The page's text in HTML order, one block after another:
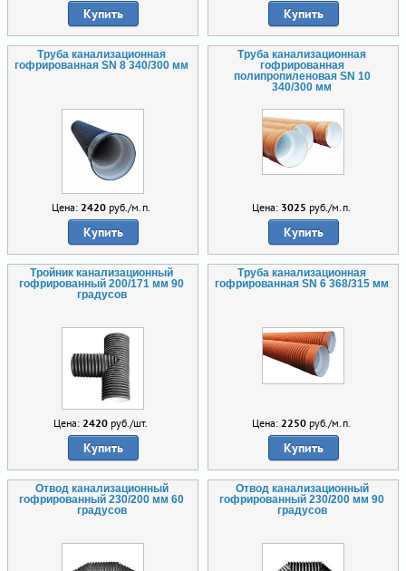
Купить Купить
Труба канализационная
гофрированная SN 8 340/300 мм
Цена: 2420руб./м.п.
Купить
Труба канализационная
гофрированная
полипропиленовая SN 10
340/300 мм
Цена: 3025 руб./м.п.
Купить
Тройник канализационный
гофрированный 200/171 мм 90
градусов
Цена: 2420 руб./шт.
Купить
Труба канализационная
гофрированная SN 6 368/315 мм
Цена: 2250руб./м.п.
Купить
Отвод канализационный
гофрированный 230/200 мм 60
градусов
Отвод канализационный
гофрированный 230/200 мм 90
градусов